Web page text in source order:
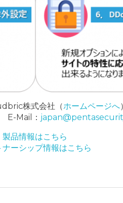
株式会社（ホームページへ）
E-Mail：
製品情報はこちら
ナーシップ情報はこちら